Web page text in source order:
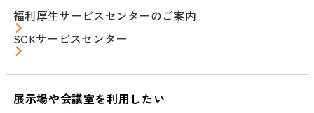
福利厚生サービスセンターのご案内
SCKサービスセンター
展示場や会議室を利用したい